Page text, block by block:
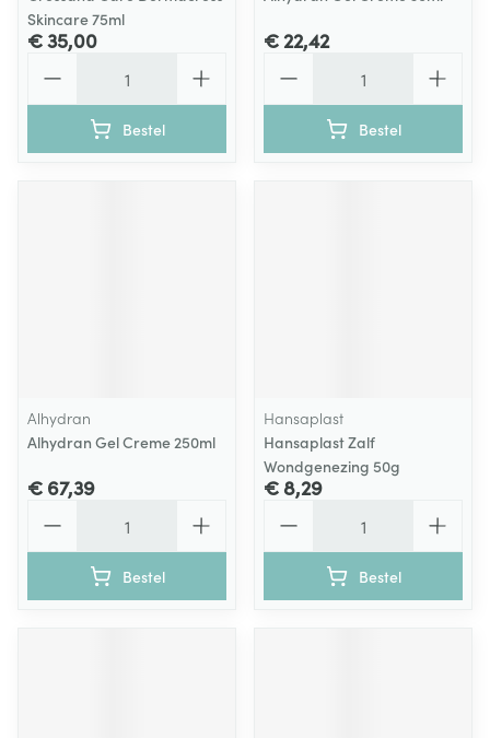
Skincare 75ml
€ 35,00
Bestel
€ 22,42
Bestel
Alhydran
Alhydran Gel Creme 250ml
€ 67,39
Bestel
Hansaplast
Hansaplast Zalf
Wondgenezing 50g
€ 8,29
Bestel